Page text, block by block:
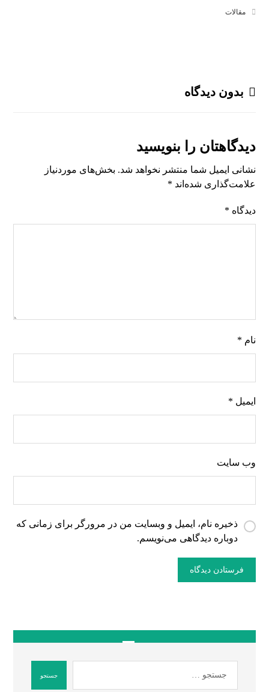
مقالات
بدون دیدگاه
دیدگاهتان را بنویسید
نشانی ایمیل شما منتشر نخواهد شد. بخش‌های موردنیاز
علامت‌گذاری شده‌اند *
دیدگاه *
نام *
ایمیل *
وب‌ سایت
ذخیره نام، ایمیل و وبسایت من در مرورگر برای زمانی که
دوباره دیدگاهی می‌نویسم.